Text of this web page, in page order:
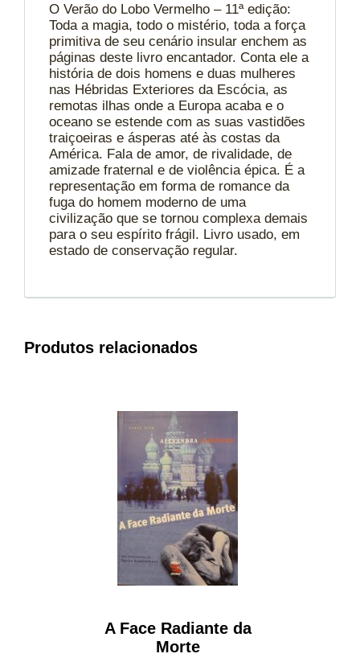
O Verão do Lobo Vermelho – 11ª edição:
Toda a magia, todo o mistério, toda a força
primitiva de seu cenário insular enchem as
páginas deste livro encantador. Conta ele a
história de dois homens e duas mulheres
nas Hébridas Exteriores da Escócia, as
remotas ilhas onde a Europa acaba e o
oceano se estende com as suas vastidões
traiçoeiras e ásperas até às costas da
América. Fala de amor, de rivalidade, de
amizade fraternal e de violência épica. É a
representação em forma de romance da
fuga do homem moderno de uma
civilização que se tornou complexa demais
para o seu espírito frágil. Livro usado, em
estado de conservação regular.
Produtos relacionados
A Face Radiante da
Morte